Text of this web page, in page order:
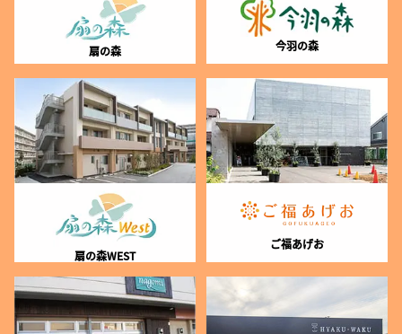
扇の森 今羽の森
扇の森WEST
ご福あげお